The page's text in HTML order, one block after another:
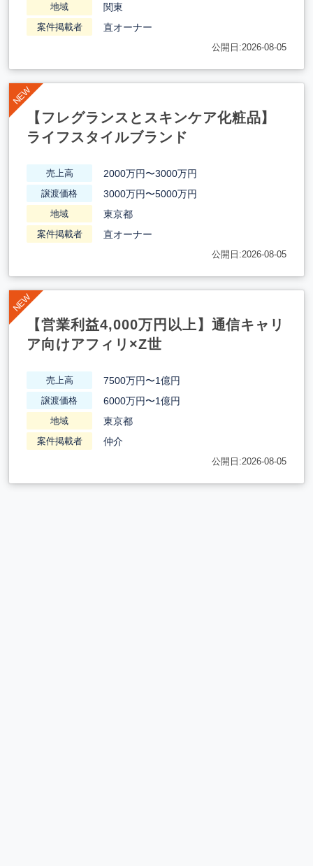
地域 関東
案件掲載者 直オーナー
公開日:2026-08-05
【フレグランスとスキンケア化粧品】
ライフスタイルブランド
売上高 2000万円〜3000万円
譲渡価格 3000万円〜5000万円
地域 東京都
案件掲載者 直オーナー
公開日:2026-08-05
【営業利益4,000万円以上】通信キャリ
ア向けアフィリ×Z世
売上高 7500万円〜1億円
譲渡価格 6000万円〜1億円
地域 東京都
案件掲載者 仲介
公開日:2026-08-05